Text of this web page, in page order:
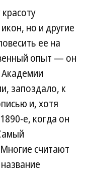
но и другие
ее на
опыт — он
запоздало, к
и, хотя
е, когда он
считают